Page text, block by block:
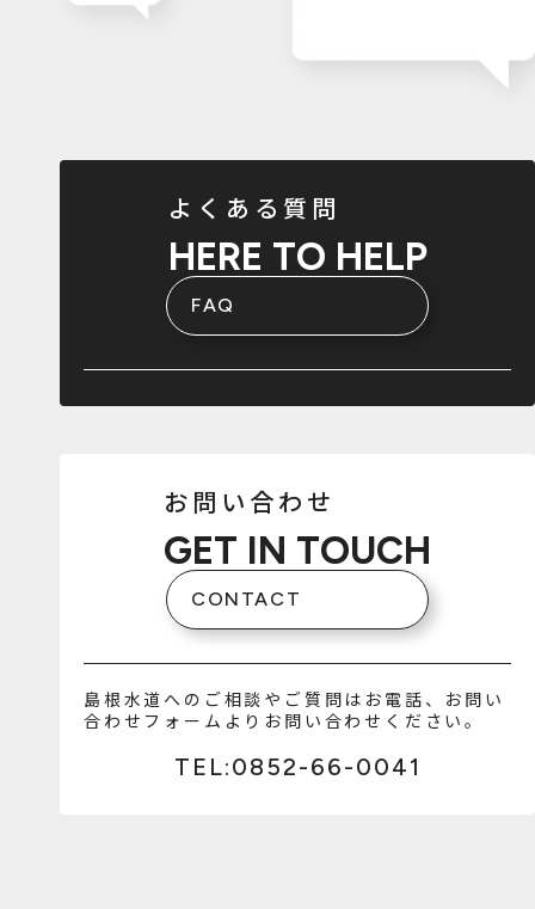
よくある質問
HERE TO HELP
FAQ
お問い合わせ
GET IN TOUCH
CONTACT
島根水道へのご相談やご質問はお電話、お問い
合わせフォームよりお問い合わせください。
TEL:0852-66-0041